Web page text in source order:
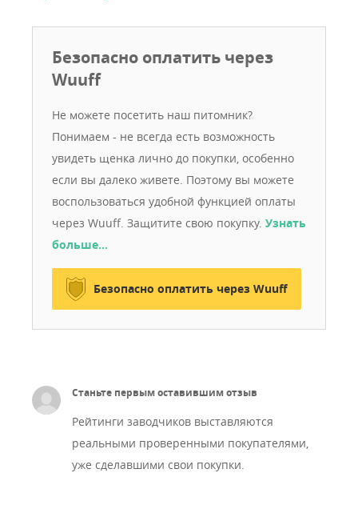
Безопасно оплатить через
Wuuff
Не можете посетить наш питомник?
Понимаем - не всегда есть возможность
увидеть щенка лично до покупки, особенно
если вы далеко живете. Поэтому вы можете
воспользоваться удобной функцией оплаты
через Wuuff. Защитите свою покупку. Узнать
больше…
Безопасно оплатить через Wuuff
Станьте первым оставившим отзыв
Рейтинги заводчиков выставляются
реальными проверенными покупателями,
уже сделавшими свои покупки.